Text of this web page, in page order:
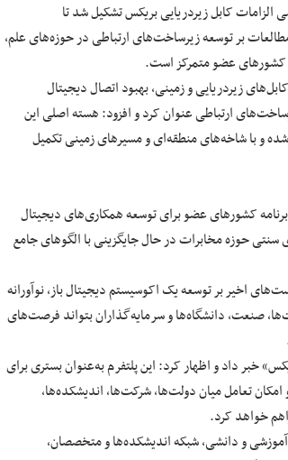
کارگروه بررسی الزامات کابل زیردریایی بریکس تشکیل شد تا
بر توسعه زیرساخت‌های ارتباطی در حوزه‌های علم،
کشورهای عضو متمرکز است.
زیردریایی و زمینی، بهبود اتصال دیجیتال
ارتباطی عنوان کرد و افزود: هسته اصلی این
و با شاخه‌های منطقه‌ای و مسیرهای زمینی تکمیل
کشورهای عضو برای توسعه همکاری‌های دیجیتال
حوزه مخابرات در حال جایگزینی با الگوهای جامع
اخیر بر توسعه یک اکوسیستم دیجیتال باز، نوآورانه
صنعت، دانشگاه‌ها و سرمایه‌گذاران بتواند فرصت‌های
خبر داد و اظهار کرد: این پلتفرم به‌عنوان بستری برای
تعامل میان دولت‌ها، شرکت‌ها، اندیشکده‌ها،
خواهد کرد.
و دانشی، شبکه اندیشکده‌ها و متخصصان،